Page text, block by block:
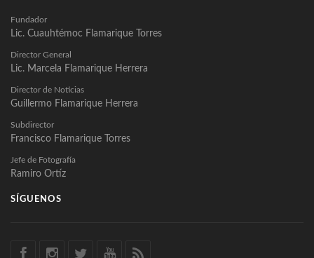
Fundador
Lic. Cuauhtémoc Flamarique Torres
Director General
Lic. Marcela Flamarique Herrera
Director de Noticias
Guillermo Flamarique Herrera
Subdirector
Francisco Flamarique Torres
Jefe de Fotografía
Ramiro Ortíz
SÍGUENOS